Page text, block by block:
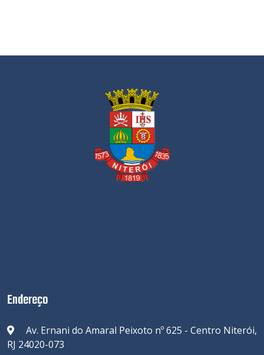
Endereço
Av. Ernani do Amaral Peixoto nº 625 - Centro Niterói,
RJ 24020-073